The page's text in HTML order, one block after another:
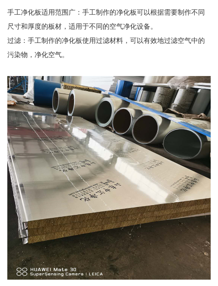
手工净化板适用范围广：手工制作的净化板可以根据需要制作不同
尺寸和厚度的板材，适用于不同的空气净化设备。
过滤：手工制作的净化板使用过滤材料，可以有效地过滤空气中的
污染物，净化空气。